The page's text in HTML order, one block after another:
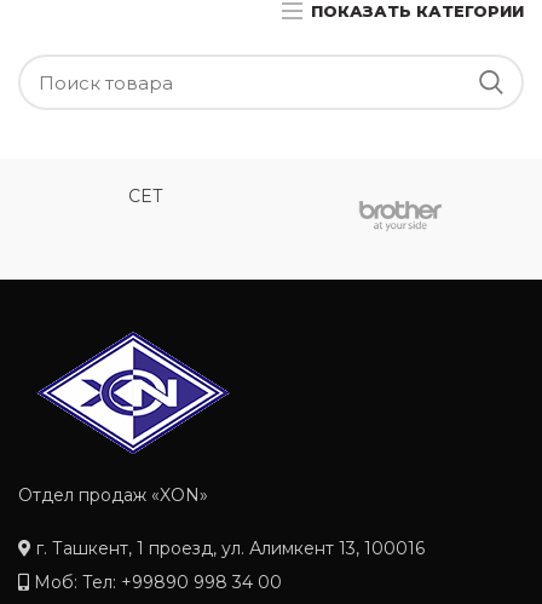
ПОКАЗАТЬ КАТЕГОРИИ
CET
Отдел продаж «XON»
г. Ташкент, 1 проезд, ул. Алимкент 13, 100016
Моб: Тел: +99890 998 34 00